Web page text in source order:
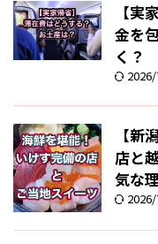
【実
金を
く？
【新
店と
気な